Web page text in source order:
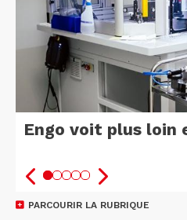
Engo voit plus loin
PARCOURIR LA RUBRIQUE